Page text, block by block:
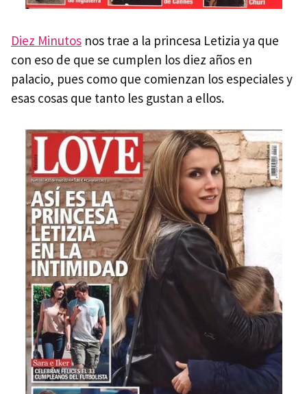
Diez Minutos nos trae a la princesa Letizia ya que
con eso de que se cumplen los diez años en
palacio, pues como que comienzan los especiales y
esas cosas que tanto les gustan a ellos.